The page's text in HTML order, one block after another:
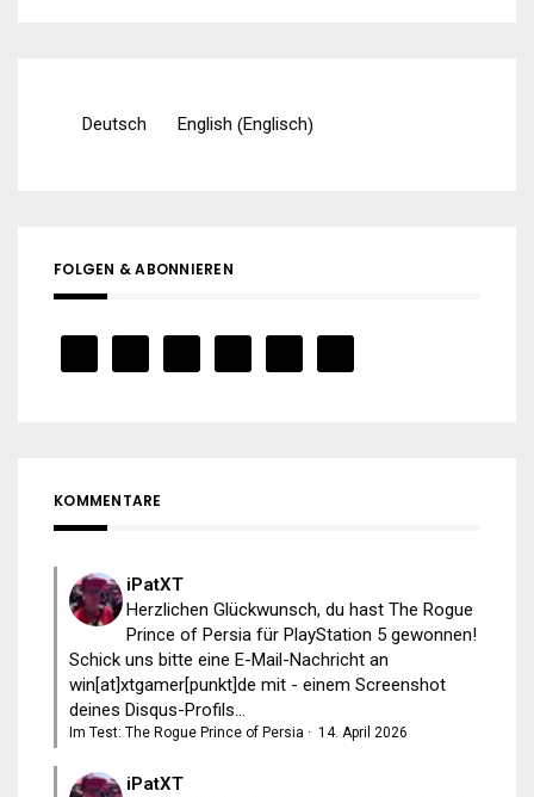
Deutsch English (Englisch)
FOLGEN & ABONNIEREN
KOMMENTARE
iPatXT
Herzlichen Glückwunsch, du hast The Rogue
Prince of Persia für PlayStation 5 gewonnen!
Schick uns bitte eine E-Mail-Nachricht an
win[at]xtgamer[punkt]de mit - einem Screenshot
deines Disqus-Profils...
Im Test: The Rogue Prince of Persia · 14. April 2026
iPatXT